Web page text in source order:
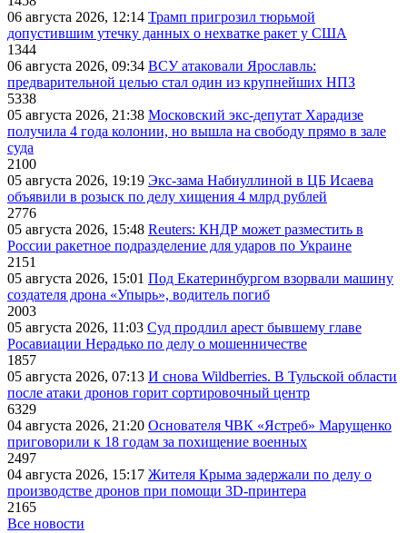
06 августа 2026, 12:14 Трамп пригрозил тюрьмой
допустившим утечку данных о нехватке ракет у США
1344
06 августа 2026, 09:34 ВСУ атаковали Ярославль:
предварительной целью стал один из крупнейших НПЗ
5338
05 августа 2026, 21:38 Московский экс-депутат Харадизе
получила 4 года колонии, но вышла на свободу прямо в зале
суда
2100
05 августа 2026, 19:19 Экс-зама Набиуллиной в ЦБ Исаева
объявили в розыск по делу хищения 4 млрд рублей
2776
05 августа 2026, 15:48 Reuters: КНДР может разместить в
России ракетное подразделение для ударов по Украине
2151
05 августа 2026, 15:01 Под Екатеринбургом взорвали машину
создателя дрона «Упырь», водитель погиб
2003
05 августа 2026, 11:03 Суд продлил арест бывшему главе
Росавиации Нерадько по делу о мошенничестве
1857
05 августа 2026, 07:13 И снова Wildberries. В Тульской области
после атаки дронов горит сортировочный центр
6329
04 августа 2026, 21:20 Основателя ЧВК «Ястреб» Марущенко
приговорили к 18 годам за похищение военных
2497
04 августа 2026, 15:17 Жителя Крыма задержали по делу о
производстве дронов при помощи 3D‑принтера
2165
Все новости